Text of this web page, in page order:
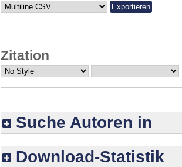
Zitation
Suche Autoren in
Download-Statistik